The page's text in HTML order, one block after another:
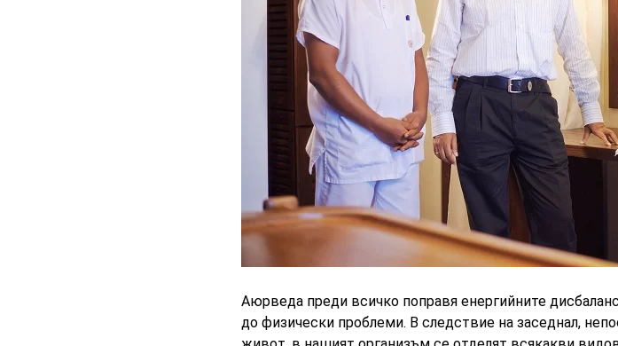
Аюрведа преди всичко поправя енергийните
до физически проблеми. В следствие на заседнал,